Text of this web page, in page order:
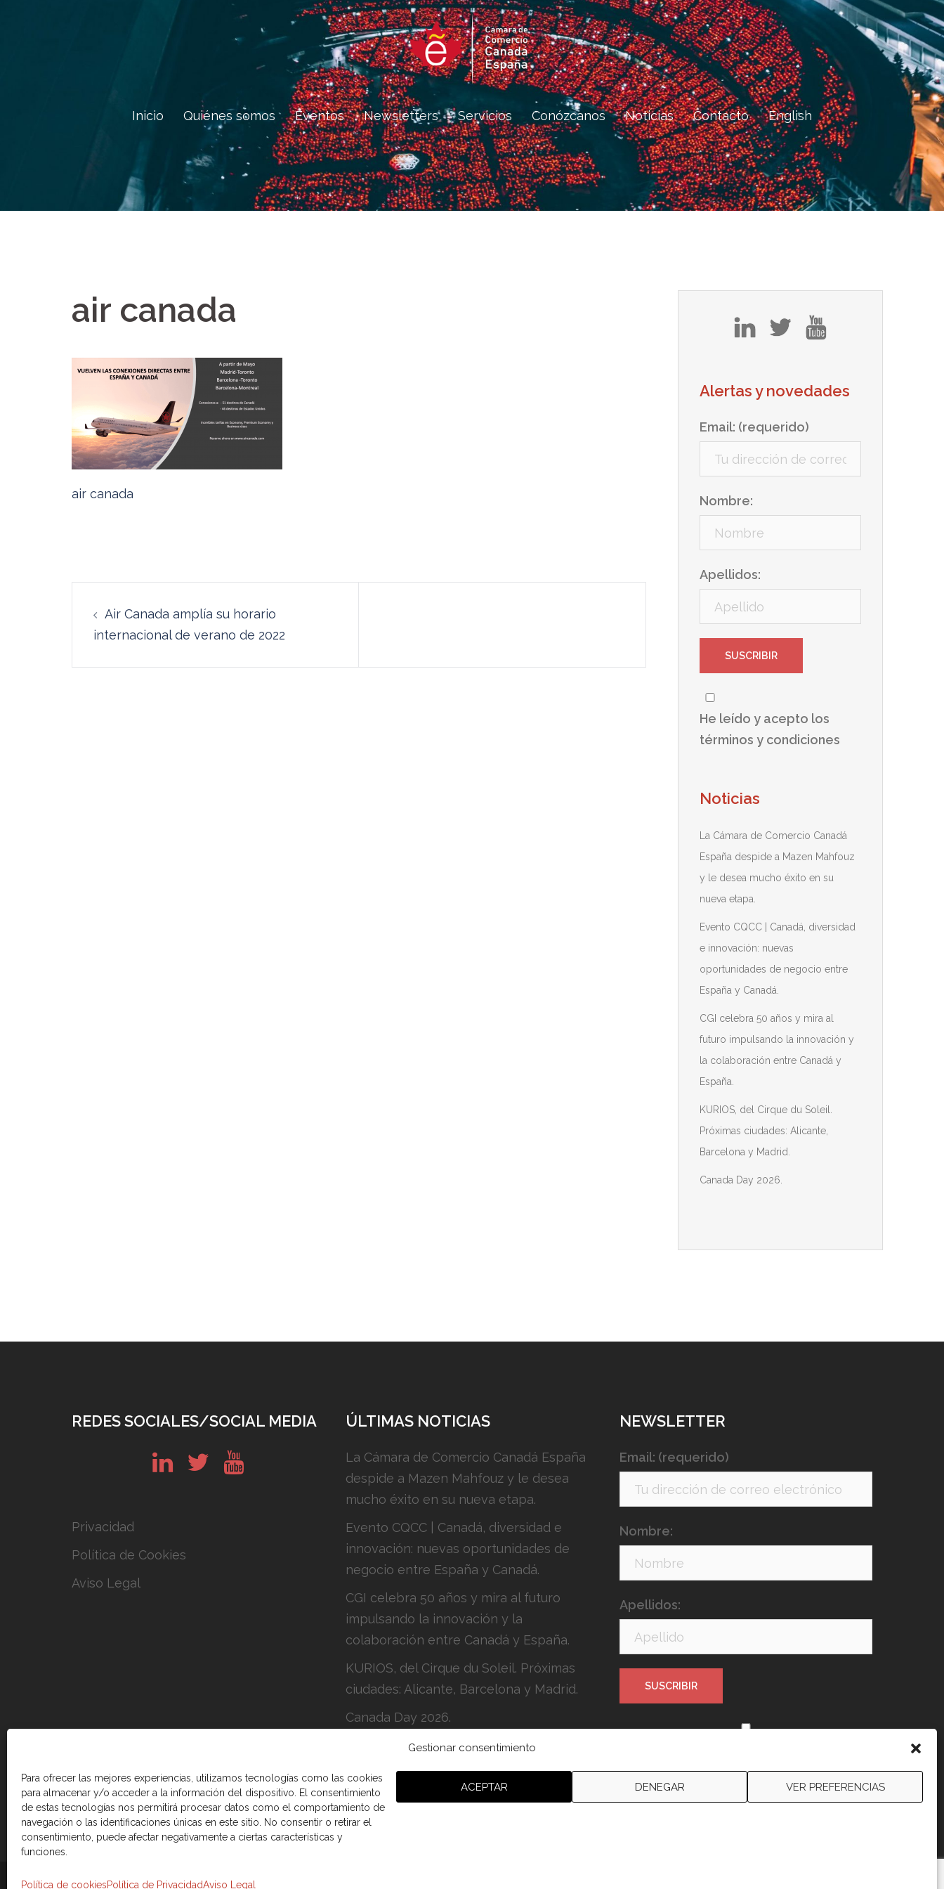
Gestionar consentimiento
Para ofrecer las mejores experiencias, utilizamos tecnologías como las cookies
para almacenar y/o acceder a la información del dispositivo. El consentimiento
de estas tecnologías nos permitirá procesar datos como el comportamiento de
navegación o las identificaciones únicas en este sitio. No consentir o retirar el
consentimiento, puede afectar negativamente a ciertas características y
funciones.
ACEPTAR DENEGAR VER PREFERENCIAS
Política de cookiesPolítica de PrivacidadAviso Legal
Inicio Quiénes somos Eventos Newsletters Servicios Conózcanos Noticias Contacto English
air canada
air canada
de
entradas
Air Canada amplía su horario
internacional de verano de 2022
tw
Alertas y novedades
Email: (requerido)
Nombre:
Apellidos:
He leído y acepto los
términos y condiciones
Noticias
La Cámara de Comercio Canadá
España despide a Mazen Mahfouz
y le desea mucho éxito en su
nueva etapa.
Evento CQCC | Canadá, diversidad
e innovación: nuevas
oportunidades de negocio entre
España y Canadá.
CGI celebra 50 años y mira al
futuro impulsando la innovación y
la colaboración entre Canadá y
España.
KURIOS, del Cirque du Soleil.
Próximas ciudades: Alicante,
Barcelona y Madrid.
Canada Day 2026.
REDES SOCIALES/SOCIAL MEDIA
Privacidad
Política de Cookies
Aviso Legal
ÚLTIMAS NOTICIAS
La Cámara de Comercio Canadá España
despide a Mazen Mahfouz y le desea
mucho éxito en su nueva etapa.
Evento CQCC | Canadá, diversidad e
innovación: nuevas oportunidades de
negocio entre España y Canadá.
CGI celebra 50 años y mira al futuro
impulsando la innovación y la
colaboración entre Canadá y España.
KURIOS, del Cirque du Soleil. Próximas
ciudades: Alicante, Barcelona y Madrid.
Canada Day 2026.
NEWSLETTER
Email: (requerido)
Nombre:
Apellidos:
condiciones
© 2026 Cámara de comercio Canadá España.